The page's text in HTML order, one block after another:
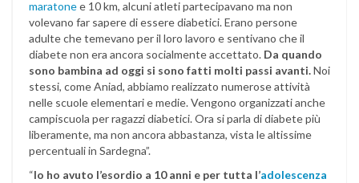
maratonee 10 km, alcuni atleti partecipavano ma non
volevano far sapere di essere diabetici. Erano persone
adulte che temevano per il loro lavoro e sentivano che il
diabete non era ancora socialmente accettato. Da quando
sono bambina ad oggi si sono fatti molti passi avanti.Noi
stessi, come Aniad, abbiamo realizzato numerose attività
nelle scuole elementari e medie. Vengono organizzati anche
campiscuola per ragazzi diabetici. Ora si parla di diabete più
liberamente, ma non ancora abbastanza, vista le altissime
percentuali in Sardegna”.
“Io ho avuto l’esordio a 10 anni e per tutta l’adolescenza